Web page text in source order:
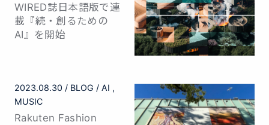
WIRED誌日本語版で連
載『続・創るための
AI』を開始
2023.08.30 BLOG
AI
MUSIC
Rakuten Fashion